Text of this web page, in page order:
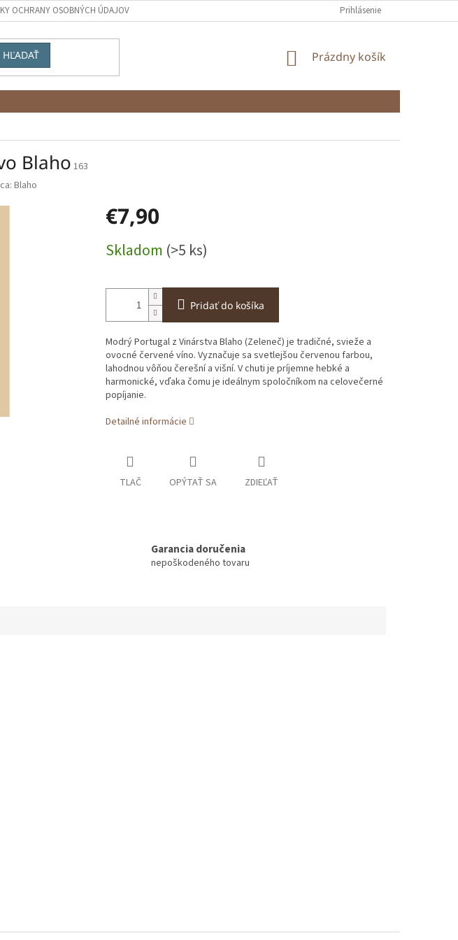
OCHRANY OSOBNÝCH ÚDAJOV Prihlásenie
HĽADAŤ
NÁKUPNÝ
Prázdny košík
Blaho163
Blaho
€7,90
cena:
Skladom (>5 ks)
Pridať do košíka
Modrý Portugal z Vinárstva Blaho (Zeleneč) je tradičné, svieže a
ovocné červené víno. Vyznačuje sa svetlejšou červenou farbou,
lahodnou vôňou čerešní a višní. V chuti je príjemne hebké a
harmonické, vďaka čomu je ideálnym spoločníkom na celovečerné
popíjanie.
Detailné informácie
TLAČ OPÝTAŤ SA ZDIEĽAŤ
Garancia doručenia
nepoškodeného tovaru